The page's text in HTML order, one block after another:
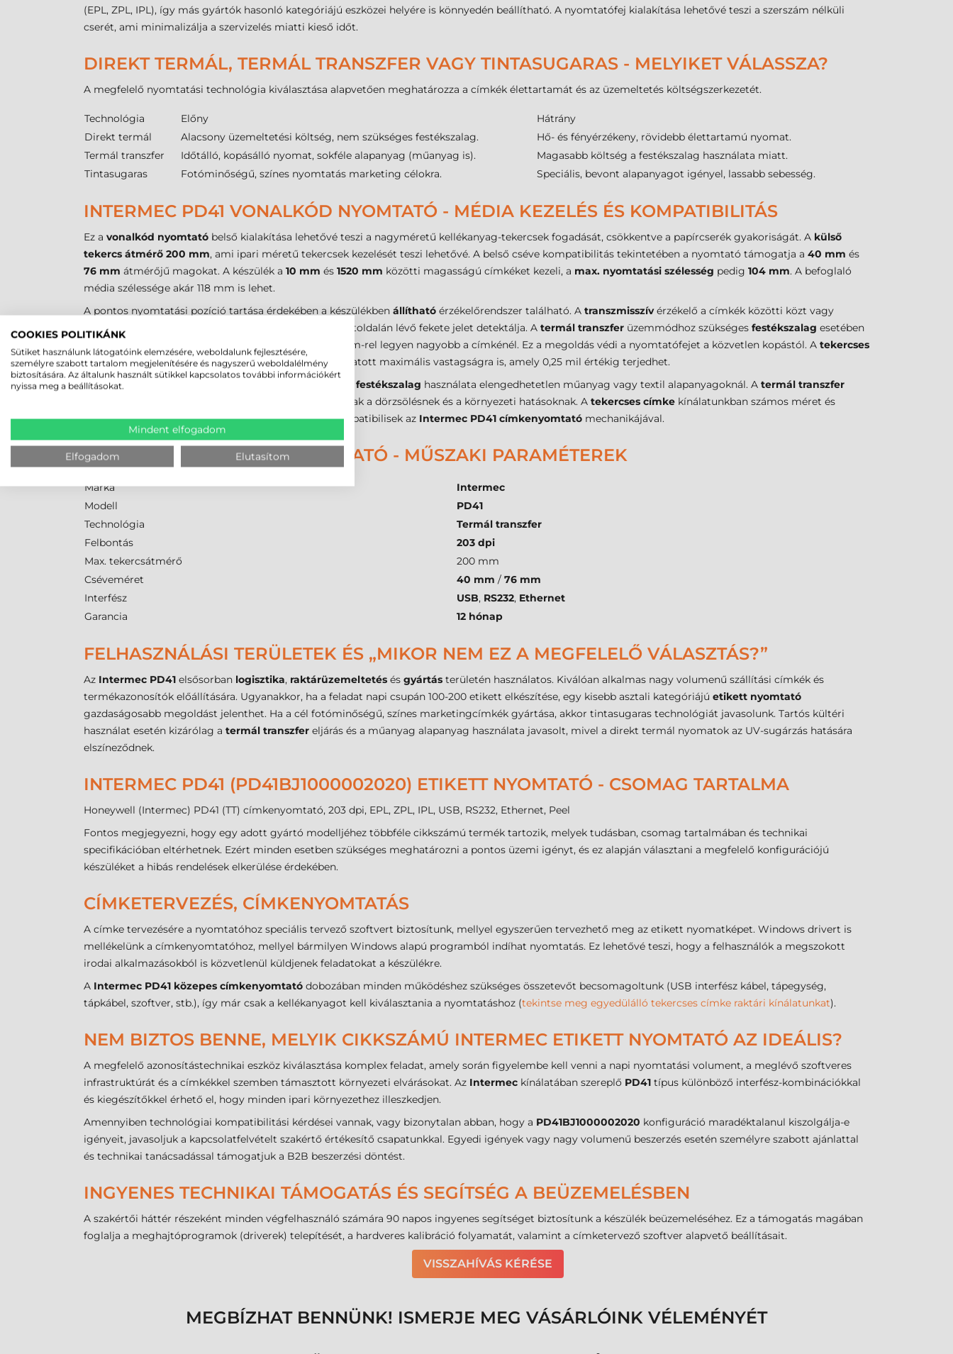
(EPL, ZPL, IPL), így más gyártók hasonló kategóriájú eszközei helyére is könnyedén beállítható. A nyomtatófej kialakítása lehetővé teszi a szerszám nélküli
cserét, ami minimalizálja a szervizelés miatti kieső időt.
DIREKT TERMÁL, TERMÁL TRANSZFER VAGY TINTASUGARAS - MELYIKET VÁLASSZA?
A megfelelő nyomtatási technológia kiválasztása alapvetően meghatározza a címkék élettartamát és az üzemeltetés költségszerkezetét.
Technológia Előny
Hátrány
Direkt termál
Alacsony üzemeltetési költség, nem szükséges festékszalag.
Hő- és fényérzékeny, rövidebb élettartamú nyomat.
Termál transzfer
Időtálló, kopásálló nyomat, sokféle alapanyag (műanyag is).
Magasabb költség a festékszalag használata miatt.
Tintasugaras
Fotóminőségű, színes nyomtatás marketing célokra. Speciális, bevont alapanyagot igényel, lassabb sebesség.
INTERMEC PD41 VONALKÓD NYOMTATÓ - MÉDIA KEZELÉS ÉS KOMPATIBILITÁS
Ez a vonalkód nyomtató belső kialakítása lehetővé teszi a nagyméretű kellékanyag-tekercsek fogadását, csökkentve a papírcserék gyakoriságát. A külső
tekercs átmérő 200 mm, ami ipari méretű tekercsek kezelését teszi lehetővé. A belső cséve kompatibilitás tekintetében a nyomtató támogatja a 40 mm és
76 mm átmérőjű magokat. A készülék a 10 mm és 1520 mm közötti magasságú címkéket kezeli, a max. nyomtatási szélesség pedig 104 mm. A befoglaló
média szélessége akár 118 mm is lehet.
A pontos nyomtatási pozíció tartása érdekében a készülékben állítható érzékelőrendszer található. A transzmisszívérzékelő a címkék közötti közt vagy
perforációt figyeli, míg a
érzékelő a címke hátoldalán lévő fekete jelet detektálja. A termál transzfer üzemmódhoz szükséges festékszalag esetében
fontos szabály, hogy a szalag szélessége legalább 2 mm-rel legyen nagyobb a címkénél. Ez a megoldás védi a nyomtatófejet a közvetlen kopástól. A tekercses
címkekiválasztásakor figyelni kell aPD41által támogatott maximális vastagságra is, amely 0,25 mil értékig terjedhet.
Mivel a tartós azonosítás alapvető elvárás az iparban, a festékszalag használata elengedhetetlen műanyag vagy textil alapanyagoknál. A termál transzfer
eljárás biztosítja, hogy a nyomtatott adatok ellenálljanak a dörzsölésnek és a környezeti hatásoknak. A tekercses címke kínálatunkban számos méret és
anyagvariáció érhető el, amelyek maradéktalanul kompatibilisek az Intermec PD41 címkenyomtató mechanikájával.
INTERMEC PD41 CÍMKENYOMTATÓ - MŰSZAKI PARAMÉTEREK
Márka
Intermec
Modell
PD41
Technológia
Termál transzfer
Felbontás
203 dpi
Max. tekercsátmérő
200 mm
Cséveméret
40 mm / 76 mm
Interfész
USB, RS232, Ethernet
Garancia
12 hónap
FELHASZNÁLÁSI TERÜLETEK ÉS „MIKOR NEM EZ A MEGFELELŐ VÁLASZTÁS?”
Az Intermec PD41 elsősorban logisztika, raktárüzemeltetés és gyártás területén használatos. Kiválóan alkalmas nagy volumenű szállítási címkék és
termékazonosítók előállítására. Ugyanakkor, ha a feladat napi csupán 100-200 etikett elkészítése, egy kisebb asztali kategóriájú etikett nyomtató
gazdaságosabb megoldást jelenthet. Ha a cél fotóminőségű, színes marketingcímkék gyártása, akkor tintasugaras technológiát javasolunk. Tartós kültéri
használat esetén kizárólag a termál transzfer eljárás és a műanyag alapanyag használata javasolt, mivel a direkt termál nyomatok az UV-sugárzás hatására
elszíneződnek.
INTERMEC PD41 (PD41BJ1000002020) ETIKETT NYOMTATÓ - CSOMAG TARTALMA
Honeywell (Intermec) PD41 (TT) címkenyomtató, 203 dpi, EPL, ZPL, IPL, USB, RS232, Ethernet, Peel
Fontos megjegyezni, hogy egy adott gyártó modelljéhez többféle cikkszámú termék tartozik, melyek tudásban, csomag tartalmában és technikai
specifikációban eltérhetnek. Ezért minden esetben szükséges meghatározni a pontos üzemi igényt, és ez alapján választani a megfelelő konfigurációjú
készüléket a hibás rendelések elkerülése érdekében.
CÍMKETERVEZÉS, CÍMKENYOMTATÁS
A címke tervezésére a nyomtatóhoz speciális tervező szoftvert biztosítunk, mellyel egyszerűen tervezhető meg az etikett nyomatképet. Windows drivert is
mellékelünk a címkenyomtatóhoz, mellyel bármilyen Windows alapú programból indíhat nyomtatás. Ez lehetővé teszi, hogy a felhasználók a megszokott
irodai alkalmazásokból is közvetlenül küldjenek feladatokat a készülékre.
A Intermec PD41 közepes címkenyomtató dobozában minden működéshez szükséges összetevőt becsomagoltunk (USB interfész kábel, tápegység,
tápkábel, szoftver, stb.), így már csak a kellékanyagot kell kiválasztania a nyomtatáshoz (tekintse meg egyedülálló tekercses címke raktári kínálatunkat).
NEM BIZTOS BENNE, MELYIK CIKKSZÁMÚ INTERMEC ETIKETT NYOMTATÓ AZ IDEÁLIS?
A megfelelő azonosítástechnikai eszköz kiválasztása komplex feladat, amely során figyelembe kell venni a napi nyomtatási volument, a meglévő szoftveres
infrastruktúrát és a címkékkel szemben támasztott környezeti elvárásokat. Az Intermec kínálatában szereplő PD41 típus különböző interfész-kombinációkkal
és kiegészítőkkel érhető el, hogy minden ipari környezethez illeszkedjen.
Amennyiben technológiai kompatibilitási kérdései vannak, vagy bizonytalan abban, hogy a PD41BJ1000002020 konfiguráció maradéktalanul kiszolgálja-e
igényeit, javasoljuk a kapcsolatfelvételt szakértő értékesítő csapatunkkal. Egyedi igények vagy nagy volumenű beszerzés esetén személyre szabott ajánlattal
és technikai tanácsadással támogatjuk a B2B beszerzési döntést.
INGYENES TECHNIKAI TÁMOGATÁS ÉS SEGÍTSÉG A BEÜZEMELÉSBEN
A szakértői háttér részeként minden végfelhasználó számára 90 napos ingyenes segítséget biztosítunk a készülék beüzemeléséhez. Ez a támogatás magában
foglalja a meghajtóprogramok (driverek) telepítését, a hardveres kalibráció folyamatát, valamint a címketervező szoftver alapvető beállításait.
VISSZAHÍVÁS KÉRÉSE
MEGBÍZHAT BENNÜNK! ISMERJE MEG VÁSÁRLÓINK VÉLEMÉNYÉT
COOKIES POLITIKÁNK
Sütiket használunk látogatóink elemzésére, weboldalunk fejlesztésére,
személyre szabott tartalom megjelenítésére és nagyszerű weboldalélmény
biztosítására. Az általunk használt sütikkel kapcsolatos további információkért
nyissa meg a beállításokat.
Mindent elfogadom
Elfogadom Elutasítom